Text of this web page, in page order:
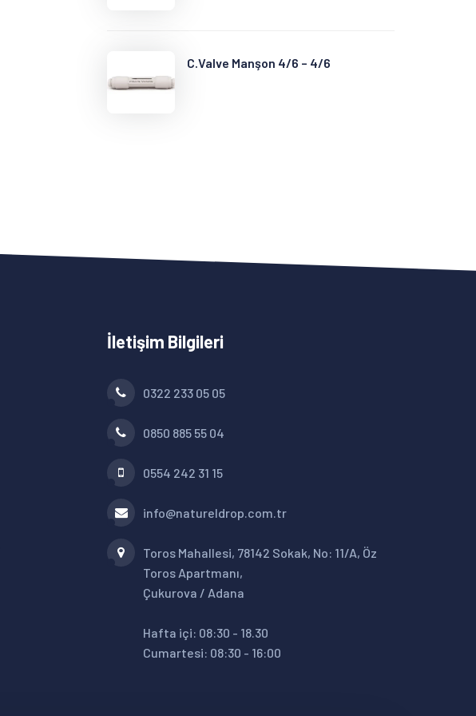
C.Valve Manşon 4/6 – 4/6
İletişim Bilgileri
0322 233 05 05
0850 885 55 04
0554 242 31 15
info@natureldrop.com.tr
Toros Mahallesi, 78142 Sokak, No: 11/A, Öz
Toros Apartmanı,
Çukurova / Adana
Hafta içi: 08:30 - 18.30
Cumartesi: 08:30 - 16:00